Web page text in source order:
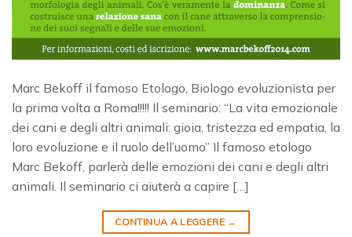
Marc Bekoff il famoso Etologo, Biologo evoluzionista per
la prima volta a Roma!!!!! Il seminario: “La vita emozionale
dei cani e degli altri animali: gioia, tristezza ed empatia, la
loro evoluzione e il ruolo dell’uomo” Il famoso etologo
Marc Bekoff, parlerà delle emozioni dei cani e degli altri
animali. Il seminario ci aiuterà a capire […]
CONTINUA A LEGGERE →